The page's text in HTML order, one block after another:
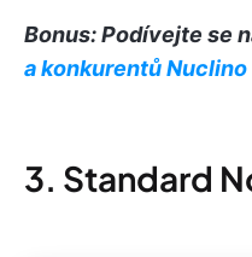
Bonus: Podívejte se
a konkurentů Nuclino
3. Standard